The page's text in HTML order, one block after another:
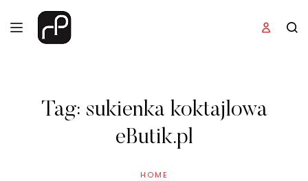
Tag: sukienka koktajlowa
eButik.pl
HOME